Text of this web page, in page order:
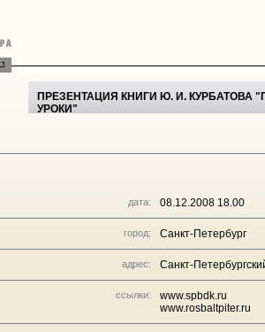
ПРЕЗЕНТАЦИЯ КНИГИ Ю. И. КУРБАТОВА
УРОКИ"
дата: 08.12.2008 18.00
город: Санкт-Петербург
адрес: Санкт-
ссылки:
www.spbdk.ru
www.rosbaltpiter.ru